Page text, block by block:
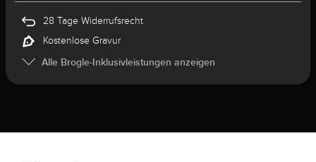
28 Tage Widerrufsrecht
Kostenlose Gravur
Alle Brogle-Inklusivleistungen anzeigen